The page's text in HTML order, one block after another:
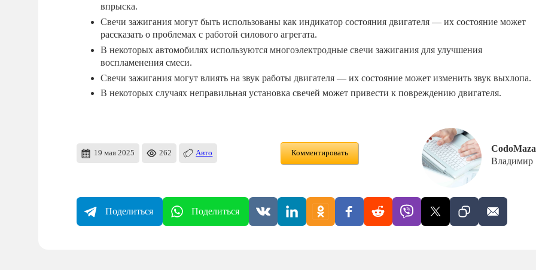
впрыска.
Свечи зажигания могут быть использованы как индикатор состояния двигателя — их состояние может
рассказать о проблемах с работой силового агрегата.
В некоторых автомобилях используются многоэлектродные свечи зажигания для улучшения
воспламенения смеси.
Свечи зажигания могут влиять на звук работы двигателя — их состояние может изменить звук выхлопа.
В некоторых случаях неправильная установка свечей может привести к повреждению двигателя.
19 мая 2025 262 Авто Комментировать
CodoMaza
Владимир
Поделиться Поделиться